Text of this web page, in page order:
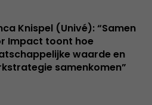
Knispel (Univé): “Samen
Impact toont hoe
waarde en
samenkomen”